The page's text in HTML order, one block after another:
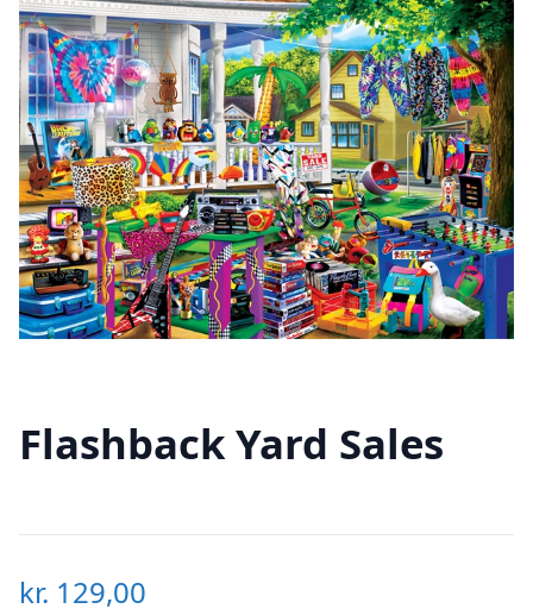
Flashback Yard Sales
kr. 129,00